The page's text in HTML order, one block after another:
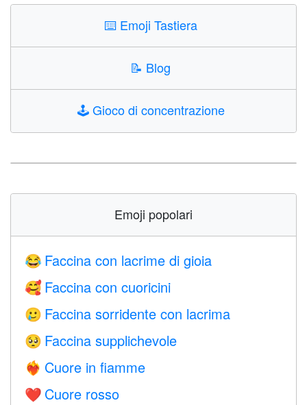
⌨️ Emoji Tastiera
📝 Blog
🕹️Gioco di concentrazione
Emoji popolari
😂 Faccina con lacrime di gioia
🥰 Faccina con cuoricini
🥲 Faccina sorridente con lacrima
🥺 Faccina supplichevole
❤️‍🔥 Cuore in fiamme
❤️ Cuore rosso